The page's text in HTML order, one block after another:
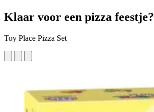
Klaar voor een pizza feestje?
Toy Place Pizza Set